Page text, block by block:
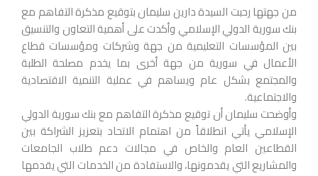
من جهتها رحبت السيدة دارين سليمان بتوقيع مذكرة التفاهم مع
بنك سورية الدولي الإسلامي وأكدت على أهمية التعاون والتنسيق
بين المؤسسات التعليمية من جهة وشركات ومؤسسات قطاع
الأعمال في سورية من جهة أخرى بما يخدم مصلحة الطلبة
والمجتمع بشكل عام ويساهم في عملية التنمية الاقتصادية
والاجتماعية.
وأوضحت سليمان أن توقيع مذكرة التفاهم مع بنك سورية الدولي
الإسلامي يأتي انطلاقاً من اهتمام الاتحاد بتعزيز الشراكة بين
القطاعين العام والخاص في مجالات دعم طلاب الجامعات
والمشاريع التي يقدمونها،والاستفادة من الخدمات التي يقدمها